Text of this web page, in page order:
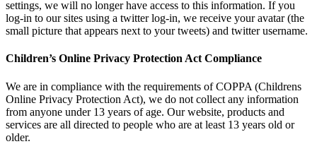
settings, we will no longer have access to this information. If you
log-in to our sites using a twitter log-in, we receive your avatar (the
small picture that appears next to your tweets) and twitter username.
Children’s Online Privacy Protection Act Compliance
We are in compliance with the requirements of COPPA (Childrens
Online Privacy Protection Act), we do not collect any information
from anyone under 13 years of age. Our website, products and
services are all directed to people who are at least 13 years old or
older.